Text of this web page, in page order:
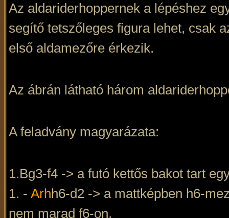
Az aldariderhoppernek a lépéshez
segítő tetszőleges figura lehet, csak
első aldamezőre érkezik.
Az ábrán látható három
A feladvány magyarázata:
1.Bg3-f4 -> a futó kettős bakot tart
1. - Arhh6-d2 -> a mattképben h6-
nem marad f6-on.